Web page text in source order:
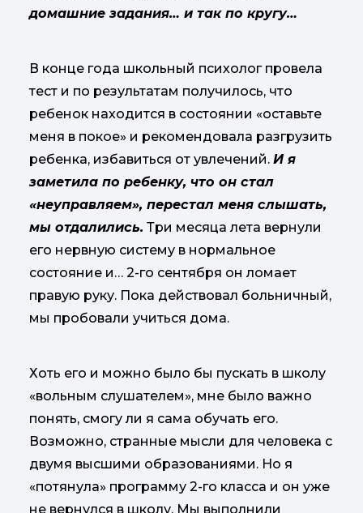
домашние задания… и так по кругу…
В конце года школьный психолог провела
тест и по результатам получилось, что
ребенок находится в состоянии «оставьте
меня в покое» и рекомендовала разгрузить
ребенка, избавиться от увлечений. И я
заметила по ребенку, что он стал
«неуправляем», перестал меня слышать,
мы отдалились. Три месяца лета вернули
его нервную систему в нормальное
состояние и… 2-го сентября он ломает
правую руку. Пока действовал больничный,
мы пробовали учиться дома.
Хоть его и можно было бы пускать в школу
«вольным слушателем», мне было важно
понять, смогу ли я сама обучать его.
Возможно, странные мысли для человека с
двумя высшими образованиями. Но я
«потянула» программу 2-го класса и он уже
не вернулся в школу. Мы выполнили